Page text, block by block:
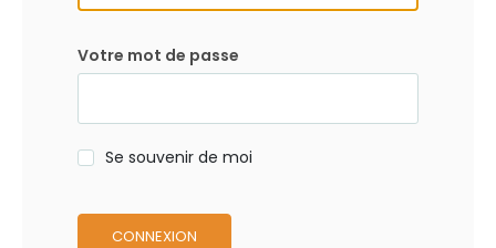
Votre mot de passe
Se souvenir de moi
CONNEXION